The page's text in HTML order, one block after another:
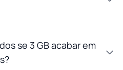
se 3 GB acabar em